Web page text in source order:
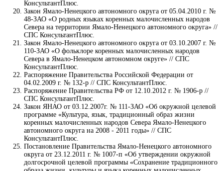
КонсультантПлюс.
Закон Ямало-Ненецкого автономного округа от 05.04.2010 г. №
48-ЗАО «О родных языках коренных малочисленных народов
Севера на территории Ямало-Ненецкого автономного округа» //
СПС КонсультантПлюс.
Закон Ямало-Ненецкого автономного округа от 03.10.2007 г. №
110-ЗАО «О фольклоре коренных малочисленных народов
Севера в Ямало-Ненецком автономном округе» // СПС
КонсультантПлюс.
Распоряжение Правительства Российской Федерации от
04.02.2009 г. № 132-р // СПС КонсультантПлюс.
Распоряжение Правительства РФ от 12.10.2012 г. № 1906-р //
СПС КонсультантПлюс.
Закон ЯНАО от 03.12.2007г. № 111-ЗАО «Об окружной целевой
программе «Культура, язык, традиционный образ жизни
коренных малочисленных народов Севера Ямало-Ненецкого
автономного округа на 2008 - 2011 годы» // СПС
КонсультантПлюс.
Постановление Правительства Ямало-Ненецкого автономного
округа от 23.12.2011 г. № 1007-п «Об утверждении окружной
долгосрочной целевой программы «Сохранение традиционного